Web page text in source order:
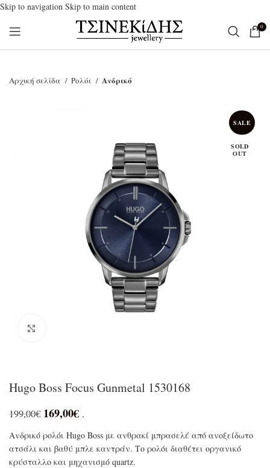
Skip to navigation Skip to main content
0
Αρχική σελίδα Ρολόι Ανδρικό
SALE
SOLD
OUT
Hugo Boss Focus Gunmetal 1530168
199,00€ 169,00€ .
Ανδρικό ρολόι Hugo Boss με ανθρακί μπρασελέ από ανοξείδωτο
ατσάλι και βαθύ μπλε καντράν. Το ρολόι διαθέτει οργανικό
κρύσταλλο και μηχανισμό quartz.